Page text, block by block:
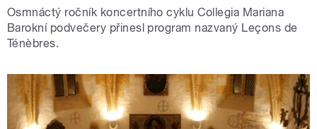
Osmnáctý ročník koncertního cyklu Collegia Mariana
Barokní podvečery přinesl program nazvaný Leçons de
Ténèbres.